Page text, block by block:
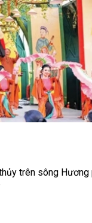
trên sông Hương